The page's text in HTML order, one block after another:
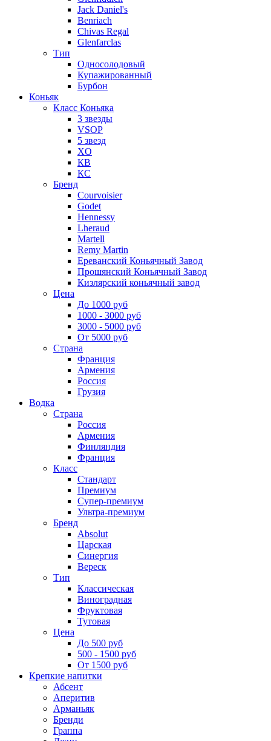
Jack Daniel's
Benriach
Chivas Regal
Glenfarclas
Тип
Односолодовый
Купажированный
Бурбон
Коньяк
Класс Коньяка
3 звезды
VSOP
5 звезд
XO
КВ
КС
Бренд
Courvoisier
Godet
Hennessy
Lheraud
Martell
Remy Martin
Ереванский Коньячный Завод
Прошянский Коньячный Завод
Кизлярский коньячный завод
Цена
До 1000 руб
1000 - 3000 руб
3000 - 5000 руб
От 5000 руб
Страна
Франция
Армения
Россия
Грузия
Водка
Страна
Россия
Армения
Финляндия
Франция
Класс
Стандарт
Премиум
Супер-премиум
Ультра-премиум
Бренд
Absolut
Царская
Синергия
Вереск
Тип
Классическая
Виноградная
Фруктовая
Тутовая
Цена
До 500 руб
500 - 1500 руб
От 1500 руб
Крепкие напитки
Абсент
Аперитив
Арманьяк
Бренди
Граппа